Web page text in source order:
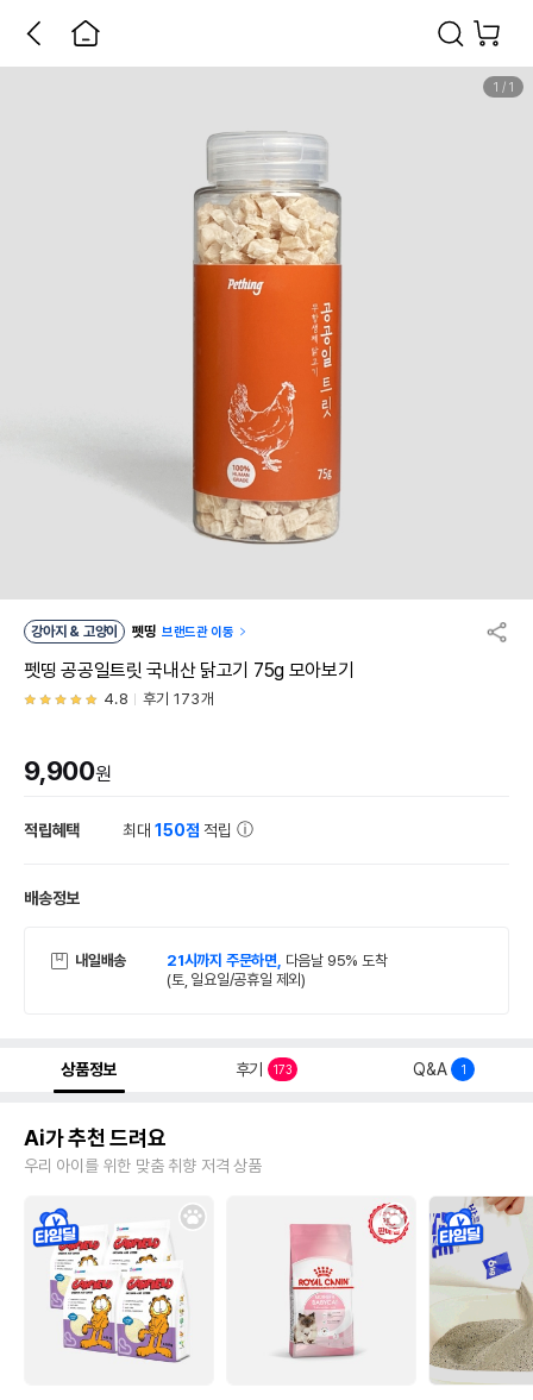
1 / 1
강아지 & 고양이 펫띵 브랜드관 이동
펫띵 공공일트릿 국내산 닭고기 75g 모아보기
4.8 후기 173개
9,900원
적립혜택 최대150점 적립
배송정보
내일배송 21시까지 주문하면, 다음날 95% 도착
(토, 일요일/공휴일 제외)
상품정보 후기 173 Q&A 1
Ai가 추천 드려요
우리 아이를 위한 맞춤 취향 저격 상품